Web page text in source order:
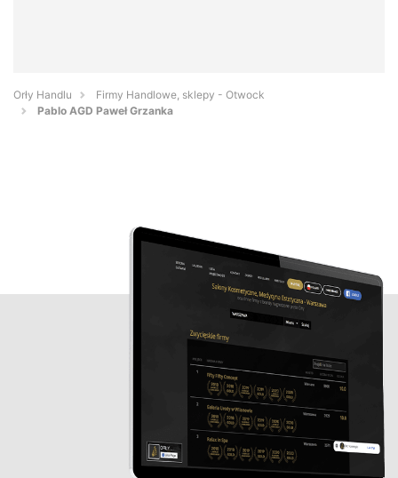
Orły Handlu
Firmy Handlowe, sklepy - Otwock
Pablo AGD Paweł Grzanka